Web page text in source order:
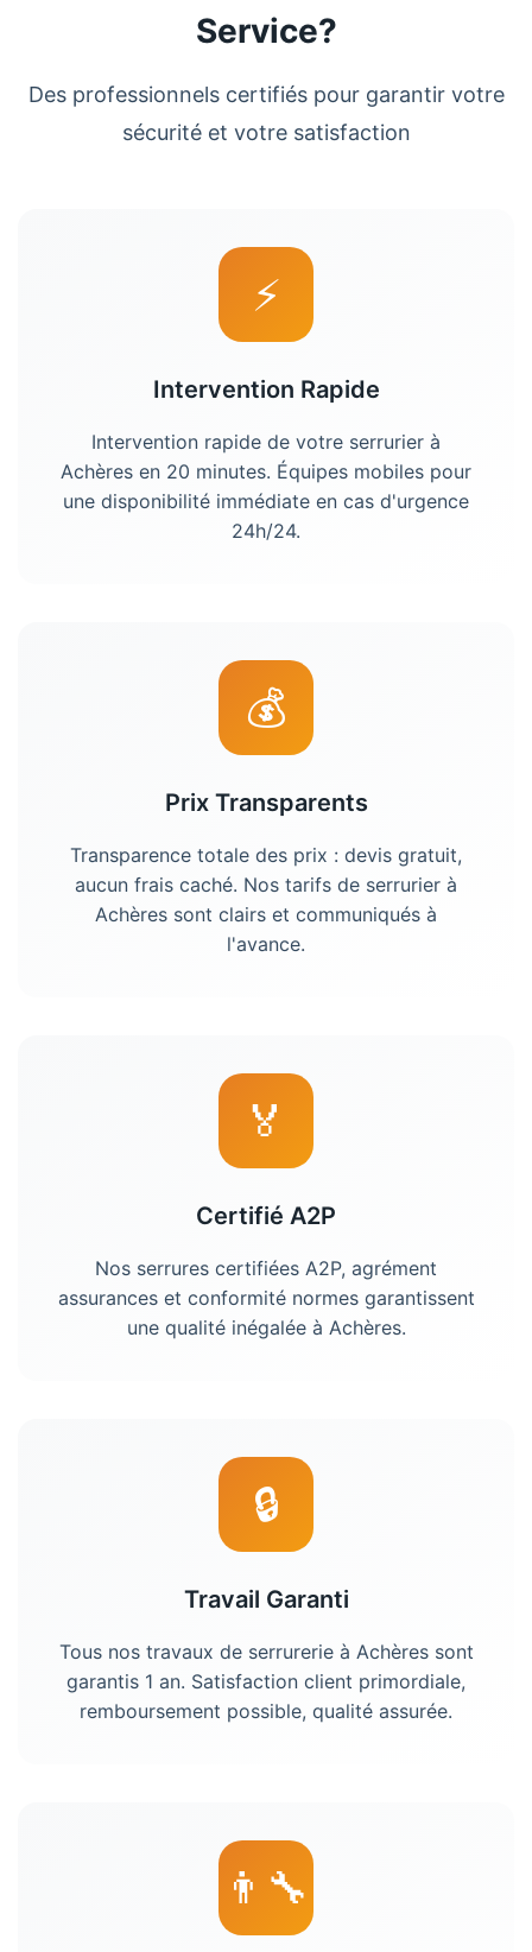
Service?
Des professionnels certifiés pour garantir votre
sécurité et votre satisfaction
⚡
Intervention Rapide
Intervention rapide de votre serrurier à
Achères en 20 minutes. Équipes mobiles pour
une disponibilité immédiate en cas d'urgence
24h/24.
💰
Prix Transparents
Transparence totale des prix : devis gratuit,
aucun frais caché. Nos tarifs de serrurier à
Achères sont clairs et communiqués à
l'avance.
🏅
Certifié A2P
Nos serrures certifiées A2P, agrément
assurances et conformité normes garantissent
une qualité inégalée à Achères.
🔒
Travail Garanti
Tous nos travaux de serrurerieà Achèressont
garantis 1 an. Satisfaction client primordiale,
remboursement possible, qualité assurée.
👨‍🔧